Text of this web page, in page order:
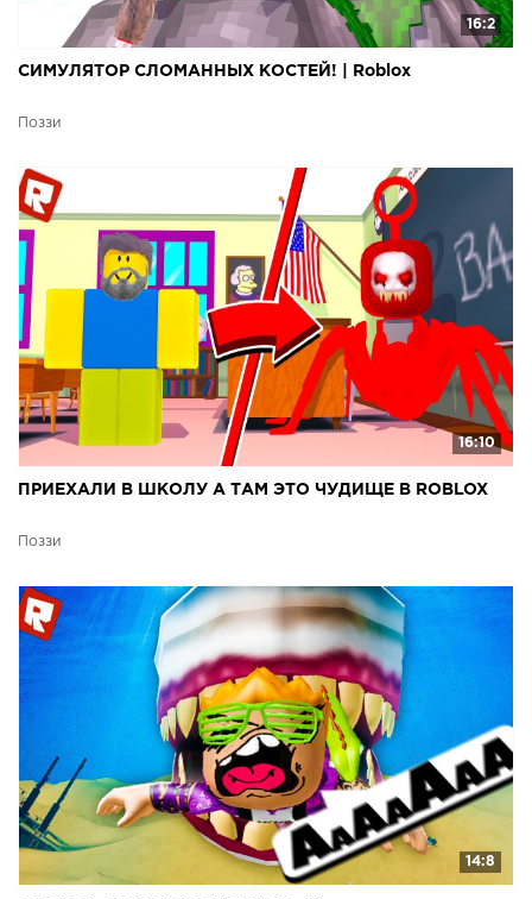
16:2
СИМУЛЯТОР СЛОМАННЫХ КОСТЕЙ! | Roblox
Поззи
16:10
ПРИЕХАЛИ В ШКОЛУ А ТАМ ЭТО ЧУДИЩЕ В ROBLOX
Поззи
14:8